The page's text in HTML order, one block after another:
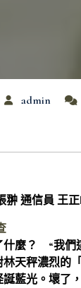
admin
通信員 王正
麼？ “我們
天秤濃烈的
藍光。壞了